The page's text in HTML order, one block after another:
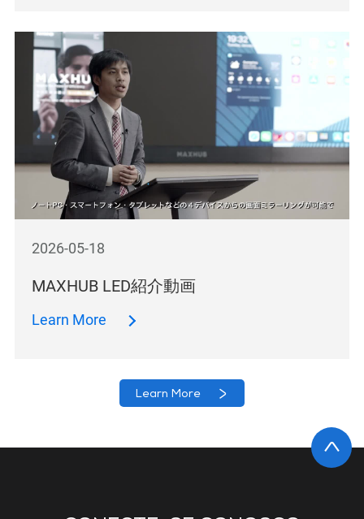
2026-05-18
MAXHUB LED紹介動画
Learn More
Learn More